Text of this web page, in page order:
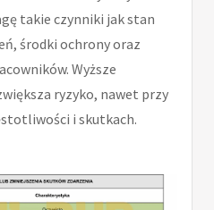
takie czynniki jak stan
środki ochrony oraz
Wyższe
ryzyko, nawet przy
i skutkach.